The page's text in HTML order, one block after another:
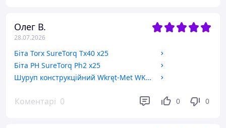
Олег В.
28.07.2026
Біта Torx SureTorq Tx40 x25
Біта PH SureTorq Ph2 x25
Шуруп конструкційний Wkręt-Met WKCP-06090 6x90 мм 100 шт.
Коментарі 0 0 0